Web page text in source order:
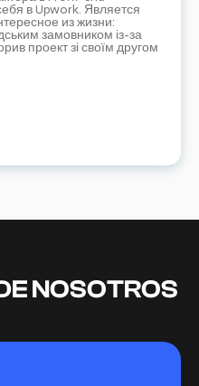
в Upwork. Является
из жизни:
замовником із-за
проект зі своїм другом
NOSOTROS